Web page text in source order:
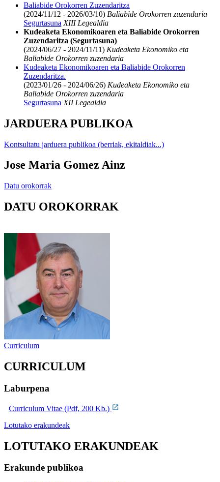
Baliabide Orokorren Zuzendaritza
(2024/11/12 - 2026/03/10) Baliabide Orokorren zuzendaria
Segurtasuna XIII Legealdia
Kudeaketa Ekonomikoaren eta Baliabide Orokorren
Zuzendaritza (Segurtasuna)
(2024/06/27 - 2024/11/11) Kudeaketa Ekonomiko eta
Baliabide Orokorren zuzendaria
Kudeaketa Ekonomikoaren eta Baliabide Orokorren
Zuzendaritza.
(2023/01/26 - 2024/06/26) Kudeaketa Ekonomiko eta
Baliabide Orokorren zuzendaria
Segurtasuna XII Legealdia
JARDUERA PUBLIKOA
Kontsultatu jarduera publikoa (berriak, ekitaldiak...)
Jose Maria Gomez Ainz
Datu orokorrak
DATU OROKORRAK
Curriculum
CURRICULUM
Laburpena
Curriculum Vitae (Pdf, 200 Kb.)
Lotutako erakundeak
LOTUTAKO ERAKUNDEAK
Erakunde publikoa